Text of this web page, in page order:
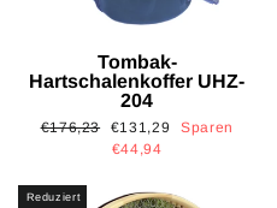
Tombak-
Hartschalenkoffer UHZ-
204
Normaler
€176,23 Sonderpreis
€131,29
Sparen
€44,94
Reduziert